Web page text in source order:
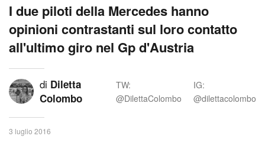
I due piloti della Mercedes hanno
opinioni contrastanti sul loro contatto
all'ultimo giro nel Gp d'Austria
di Diletta
Colombo
TW:
@DilettaColombo
IG:
@dilettacolombo
3 luglio 2016